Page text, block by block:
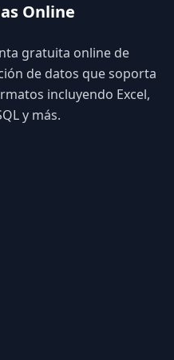
Online
gratuita online de
de datos que soporta
incluyendo Excel,
y más.